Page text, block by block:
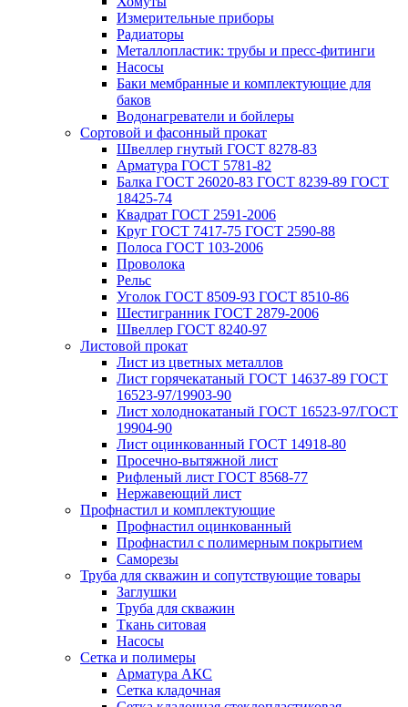
Измерительные приборы
Радиаторы
Металлопластик: трубы и пресс-фитинги
Насосы
Баки мембранные и комплектующие для
баков
Водонагреватели и бойлеры
Сортовой и фасонный прокат
Швеллер гнутый ГОСТ 8278-83
Арматура ГОСТ 5781-82
Балка ГОСТ 26020-83 ГОСТ 8239-89 ГОСТ
18425-74
Квадрат ГОСТ 2591-2006
Круг ГОСТ 7417-75 ГОСТ 2590-88
Полоса ГОСТ 103-2006
Проволока
Рельс
Уголок ГОСТ 8509-93 ГОСТ 8510-86
Шестигранник ГОСТ 2879-2006
Швеллер ГОСТ 8240-97
Листовой прокат
Лист из цветных металлов
Лист горячекатаный ГОСТ 14637-89 ГОСТ
16523-97/19903-90
Лист холоднокатаный ГОСТ 16523-97/ГОСТ
19904-90
Лист оцинкованный ГОСТ 14918-80
Просечно-вытяжной лист
Рифленый лист ГОСТ 8568-77
Нержавеющий лист
Профнастил и комплектующие
Профнастил оцинкованный
Профнастил с полимерным покрытием
Саморезы
Труба для скважин и сопутствующие товары
Заглушки
Труба для скважин
Ткань ситовая
Насосы
Сетка и полимеры
Арматура АКС
Сетка кладочная